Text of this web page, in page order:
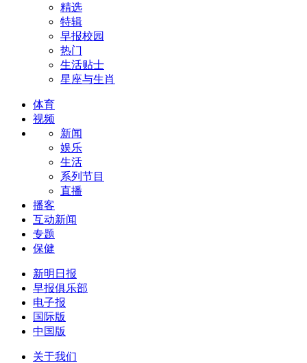
精选
特辑
早报校园
热门
生活贴士
星座与生肖
体育
视频
新闻
娱乐
生活
系列节目
直播
播客
互动新闻
专题
保健
新明日报
早报俱乐部
电子报
国际版
中国版
关于我们